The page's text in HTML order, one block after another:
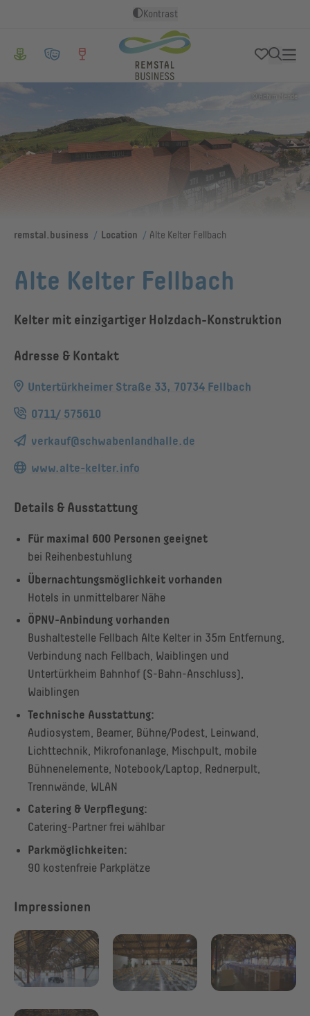
Kontrast
© Achim Mende
remstal.business / Location / Alte Kelter Fellbach
Alte Kelter Fellbach
Kelter mit einzigartiger Holzdach-Konstruktion
Adresse & Kontakt
Untertürkheimer Straße 33, 70734 Fellbach
0711/ 575610
verkauf@schwabenlandhalle.de
www.alte-kelter.info
Details & Ausstattung
Für maximal 600 Personen geeignet
bei Reihenbestuhlung
Übernachtungsmöglichkeit vorhanden
Hotels in unmittelbarer Nähe
ÖPNV-Anbindung vorhanden
Bushaltestelle Fellbach Alte Kelter in 35m Entfernung,
Verbindung nach Fellbach, Waiblingen und
Untertürkheim Bahnhof (S-Bahn-Anschluss),
Waiblingen
Technische Ausstattung:
Audiosystem, Beamer, Bühne/Podest, Leinwand,
Lichttechnik, Mikrofonanlage, Mischpult, mobile
Bühnenelemente, Notebook/Laptop, Rednerpult,
Trennwände, WLAN
Catering & Verpflegung:
Catering-Partner frei wählbar
Parkmöglichkeiten:
90 kostenfreie Parkplätze
Impressionen